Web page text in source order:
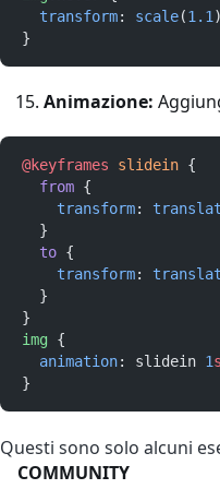
transform: scale(1.1
}
Animazione:
@keyframes slidein {
from {
transform:
  }
to {
transform:
  }
}
img {
animation: slidein 1s
}
Questi sono solo alcuni
COMMUNITY